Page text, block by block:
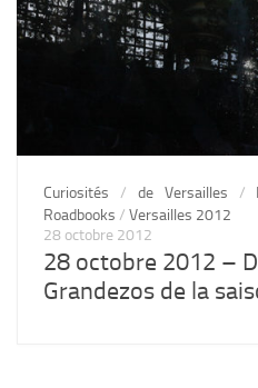
Curiosités / de Versailles /
Roadbooks / Versailles 2012
28 octobre 2012
28 octobre 2012 –
Grandezos de la